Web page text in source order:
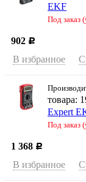
EKF
Под заказ
902 Р
В избранное
товара:
Expert
Под заказ
1 368 Р
В избранное